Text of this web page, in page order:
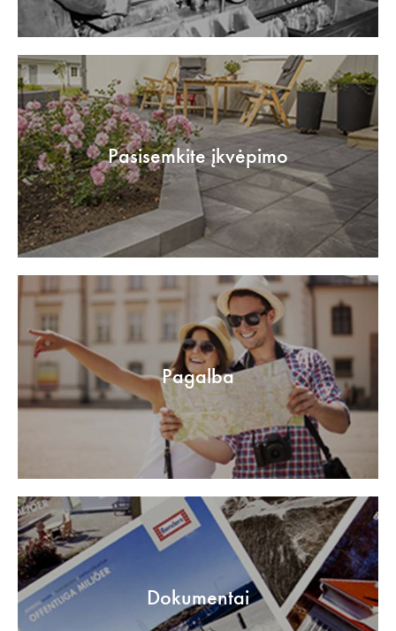
Pasisemkite įkvėpimo
Pagalba
Dokumentai